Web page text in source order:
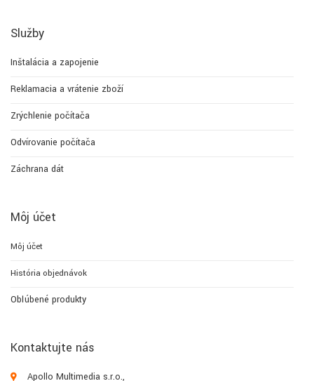
Služby
Inštalácia a zapojenie
Reklamacia a vrátenie zboží
Zrýchlenie počítača
Odvírovanie počítača
Záchrana dát
Môj účet
Môj účet
História objednávok
Obľúbené produkty
Kontaktujte nás
Apollo Multimedia s.r.o.,